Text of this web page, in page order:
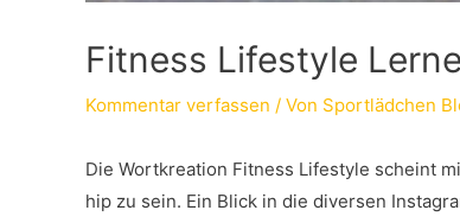
Fitness Lifestyle
Kommentar verfassen / Von Sportlädchen
Die Wortkreation Fitness Lifestyle scheint
hip zu sein. Ein Blick in die diversen